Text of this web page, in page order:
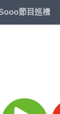
節目巡禮